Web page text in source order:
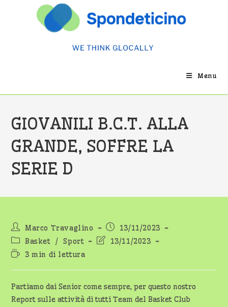
Menu
GIOVANILI B.C.T. ALLA
GRANDE, SOFFRE LA
SERIE D
Autore
dell'articolo:
Marco Travaglino
Articolo
pubblicato:
13/11/2023
Categoria
dell'articolo:
Basket / Sport
Ultima13/11/2023
Tempo
lettura:
3 min di lettura
Partiamo dai Senior come sempre, per questo nostro
Report sulle attività di tutti Team del Basket Club